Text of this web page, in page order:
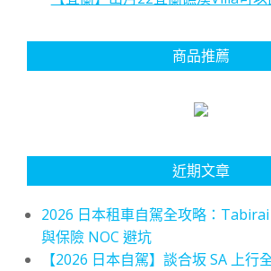
商品推薦
近期文章
2026 日本租車自駕全攻略：
與保險 NOC 避坑
【2026 日本自駕】談合坂 SA 上行